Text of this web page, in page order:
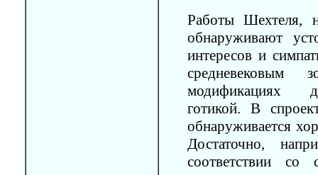
Работы Шехтеля,
обнаруживают
интересов и
средневековым
модификациях
готикой. В
обнаруживается
Достаточно,
соответствии со